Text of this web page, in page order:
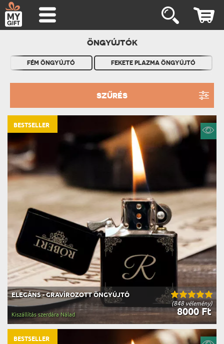
ÖNGYÚJTÓK
FÉM ÖNGYÚJTÓ FEKETE PLAZMA ÖNGYÚJTÓ
SZŰRÉS
(848 vélemény)
ELEGÁNS - GRAVÍROZOTT ÖNGYÚJTÓ
8000 Ft
Kiszállítás szerdára Nálad
BESTSELLER
BESTSELLER